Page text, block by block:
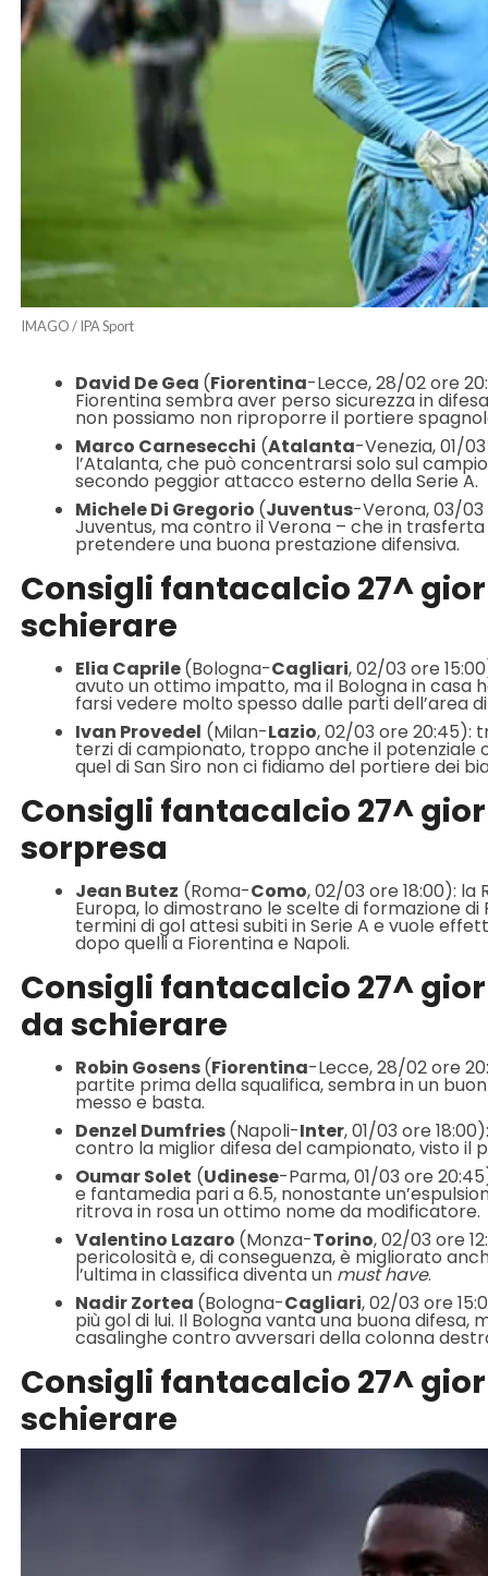
IMAGO / IPA Sport
David De Gea (Fiorentina-Lecce, 28/02 ore
Fiorentina sembra aver perso sicurezza in
non possiamo non riproporre il portiere
Marco Carnesecchi (Atalanta-Venezia, 01/
l’Atalanta, che può concentrarsi solo sul
secondo peggior attacco esterno della Serie A.
Michele Di Gregorio (Juventus-Verona, 03/03
Juventus, ma contro il Verona – che in
pretendere una buona prestazione difensiva.
Consigli fantacalcio 27^
schierare
Elia Caprile(Bologna-Cagliari, 02/03 ore
avuto un ottimo impatto, ma il Bologna in casa
farsi vedere molto spesso dalle parti dell’area
Ivan Provedel (Milan-Lazio, 02/03 ore 20:45):
terzi di campionato, troppo anche il potenziale
quel di San Siro non ci fidiamo del portiere dei
Consigli fantacalcio 27^
sorpresa
Jean Butez (Roma-Como, 02/03 ore 18:00):
Europa, lo dimostrano le scelte di formazione
termini di gol attesi subiti in Serie A e vuole
dopo quelli a Fiorentina e Napoli.
Consigli fantacalcio 27^
da schierare
Robin Gosens(Fiorentina-Lecce, 28/02 ore
partite prima della squalifica, sembra in un
messo e basta.
Denzel Dumfries(Napoli-Inter, 01/03 ore
contro la miglior difesa del campionato, visto il
Oumar Solet (Udinese-Parma, 01/03 ore
e fantamedia pari a 6.5, nonostante
ritrova in rosa un ottimo nome da modificatore.
Valentino Lazaro (Monza-Torino, 02/03 ore
pericolosità e, di conseguenza, è migliorato
l’ultima in classifica diventa unmust have.
Nadir Zortea (Bologna-Cagliari, 02/03 ore
più gol di lui. Il Bologna vanta una buona
casalinghe contro avversari della colonna
Consigli fantacalcio 27^
schierare